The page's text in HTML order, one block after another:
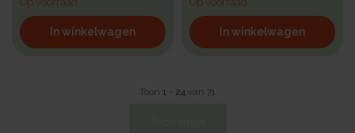
In winkelwagen In winkelwagen
Toon 1 - 24 van 71